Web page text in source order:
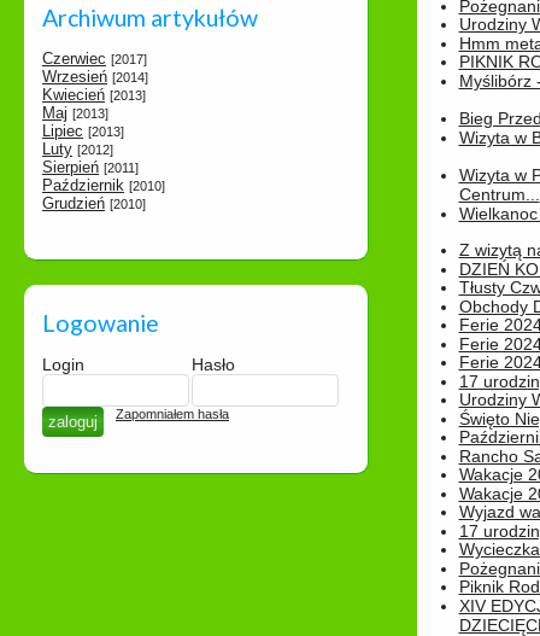
Archiwum artykułów
Czerwiec [2017]
Wrzesień [2014]
Kwiecień [2013]
Maj [2013]
Lipiec [2013]
Luty [2012]
Sierpień [2011]
Październik [2010]
Grudzień [2010]
Logowanie
Login Hasło
Zapomniałem hasła
Urodziny
Hmm
PIKNIK
Myślibórz
Bieg
Wizyta w
Wizyta w
Centrum...
Z wizytą
DZIEŃ
Tłusty
Obchody
Ferie
Ferie
Ferie
17
Urodziny
Święto
Rancho
Wakacje
Wakacje
Wyjazd
17
Piknik
XIV